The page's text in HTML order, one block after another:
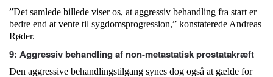
”Det samlede billede viser os, at aggressiv behandling fra start er
bedre end at vente til sygdomsprogression,” konstaterede Andreas
Røder.
9: Aggressiv behandling af non-metastatisk prostatakræft
Den aggressive behandlingstilgang synes dog også at gælde for